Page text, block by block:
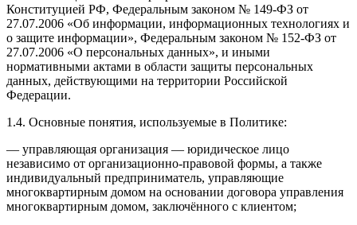
Конституцией РФ, Федеральным законом № 149-ФЗ от
27.07.2006 «Об информации, информационных технологиях и
о защите информации», Федеральным законом № 152-ФЗ от
27.07.2006 «О персональных данных», и иными
нормативными актами в области защиты персональных
данных, действующими на территории Российской
Федерации.
1.4. Основные понятия, используемые в Политике:
— управляющая организация — юридическое лицо
независимо от организационно-правовой формы, а также
индивидуальный предприниматель, управляющие
многоквартирным домом на основании договора управления
многоквартирным домом, заключённого с клиентом;